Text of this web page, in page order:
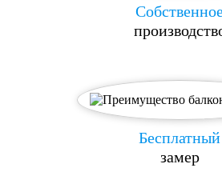
Бесплатный
замер